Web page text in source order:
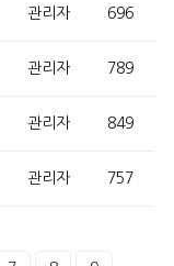
관리자 696
관리자 789
관리자 849
관리자 757